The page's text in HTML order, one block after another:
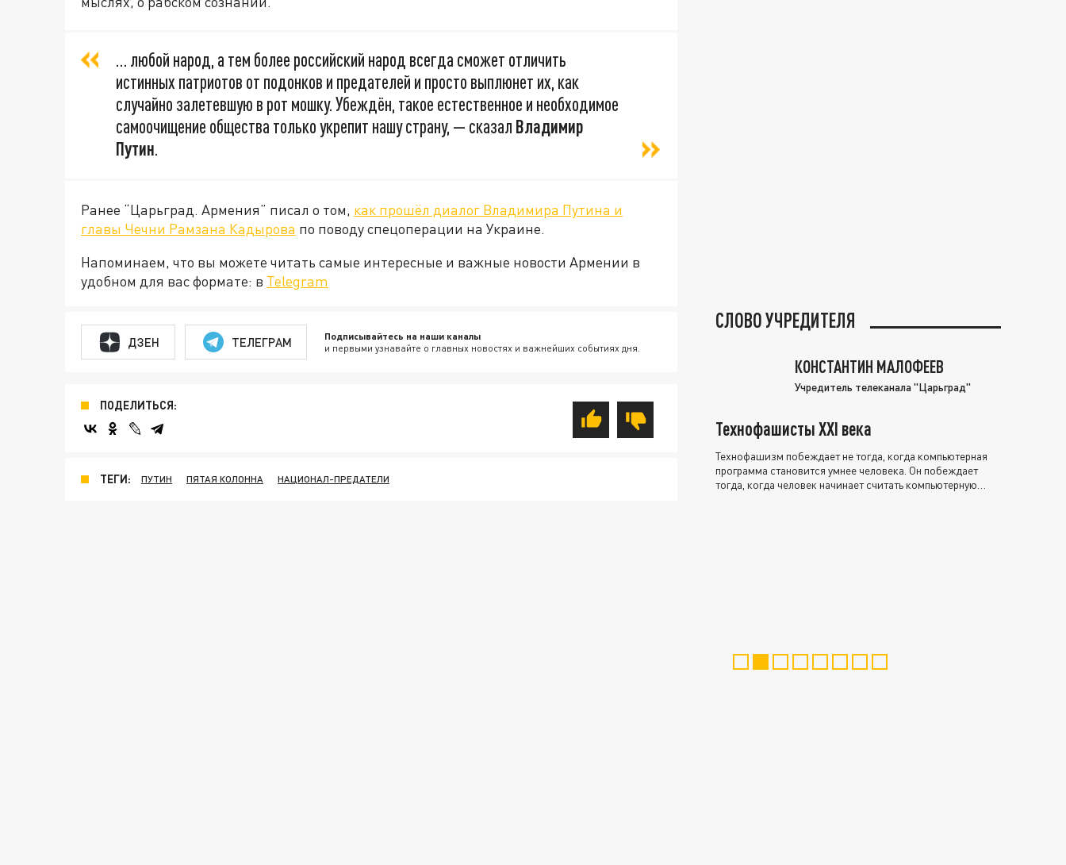
… любой народ, а тем более российский народ всегда сможет отличить
истинных патриотов от подонков и предателей и просто выплюнет их, как
случайно залетевшую в рот мошку. Убеждён, такое естественное и необходимое
самоочищение общества только укрепит нашу страну, — сказал Владимир
Путин.
Ранее “Царьград. Армения” писал о том, как прошёл диалог Владимира Путина и
главы Чечни Рамзана Кадырова по поводу спецоперации на Украине.
Напоминаем, что вы можете читать самые интересные и важные новости Армении в
удобном для вас формате: в Telegram
ДЗЕН ТЕЛЕГРАМ Подписывайтесь на наши каналы
и первыми узнавайте о главных новостях и важнейших событиях дня.
ПОДЕЛИТЬСЯ:
ТЕГИ: ПУТИН ПЯТАЯ КОЛОННА НАЦИОНАЛ-ПРЕДАТЕЛИ
СЛОВО УЧРЕДИТЕЛЯ
КОНСТАНТИН МАЛОФЕЕВ
Учредитель телеканала "Царьград"
Технофашисты XXI века
Технофашизм побеждает не тогда, когда компьютерная
программа становится умнее человека. Он побеждает
тогда, когда человек начинает считать компьютерную